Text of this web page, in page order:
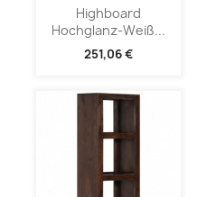
Highboard
Hochglanz-Weiß...
251,06 €